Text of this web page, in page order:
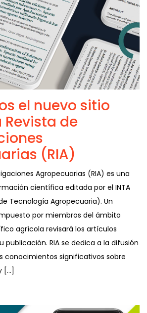
el nuevo sitio
Revista de
(RIA)
Agropecuarias (RIA) es una
científica editada por el INTA
Tecnología Agropecuaria). Un
por miembros del ámbito
agrícola revisará los artículos
publicación. RIA se dedica a la difusión
conocimientos significativos sobre
[…]